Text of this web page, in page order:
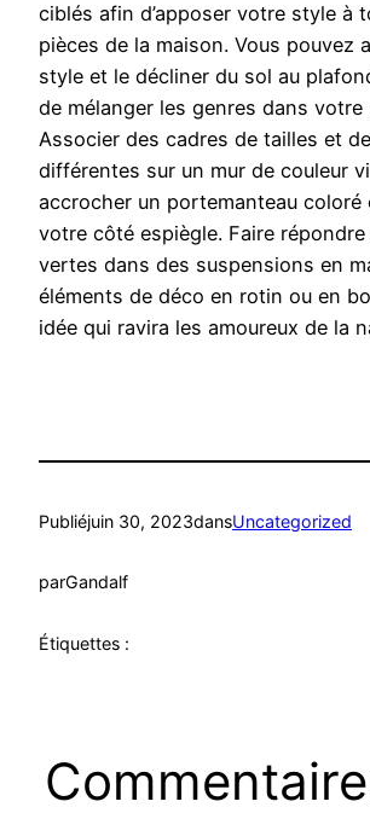
ciblés afin d’apposer votre style à
pièces de la maison. Vous pouvez
style et le décliner du sol au
de mélanger les genres dans votre
Associer des cadres de tailles et
différentes sur un mur de couleur
accrocher un portemanteau coloré
votre côté espiègle. Faire
vertes dans des suspensions en
éléments de déco en rotin ou en
idée qui ravira les amoureux de la
Publiéjuin 30, 2023dansUncategorized
parGandalf
Étiquettes :